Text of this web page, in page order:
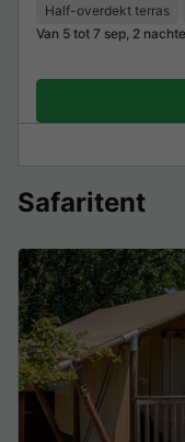
Half-overdekt terras
Van 5 tot 7 sep, 2
Safaritent